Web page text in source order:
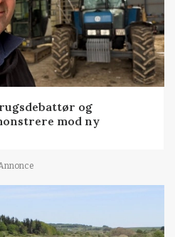
og
mod ny